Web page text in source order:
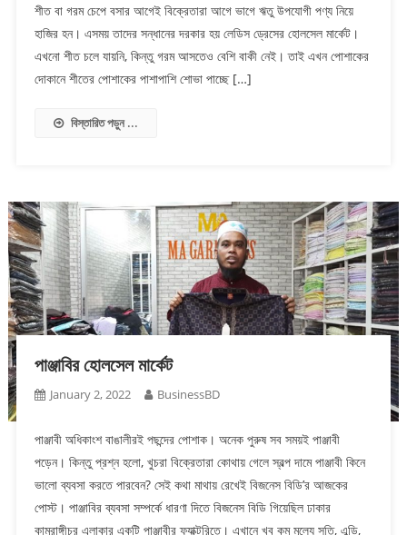
শীত বা গরম চেপে বসার আগেই বিক্রেতারা আগে ভাগে ঋতু উপযোগী পণ্য নিয়ে
হাজির হন। এসময় তাদের সন্ধানের দরকার হয় লেডিস ড্রেসের হোলসেল মার্কেট।
এখনো শীত চলে যায়নি, কিন্তু গরম আসতেও বেশি বাকী নেই। তাই এখন পোশাকের
দোকানে শীতের পোশাকের পাশাপাশি শোভা পাচ্ছে […]
বিস্তারিত পড়ুন ...
পাঞ্জাবির হোলসেল মার্কেট
January 2, 2022 BusinessBD
পাঞ্জাবী অধিকাংশ বাঙালীরই পছন্দের পোশাক। অনেক পুরুষ সব সময়ই পাঞ্জাবী
পড়েন। কিন্তু প্রশ্ন হলো, খুচরা বিক্রেতারা কোথায় গেলে স্বল্প দামে পাঞ্জাবী কিনে
ভালো ব্যবসা করতে পারবেন? সেই কথা মাথায় রেখেই বিজনেস বিডি’র আজকের
পোস্ট। পাঞ্জাবির ব্যবসা সম্পর্কে ধারণা দিতে বিজনেস বিডি গিয়েছিল ঢাকার
কামরাঙ্গীচর এলাকার একটি পাঞ্জাবীর ফ্যাক্টরিতে। এখানে খুব কম মূল্যে সুতি, এন্ডি,